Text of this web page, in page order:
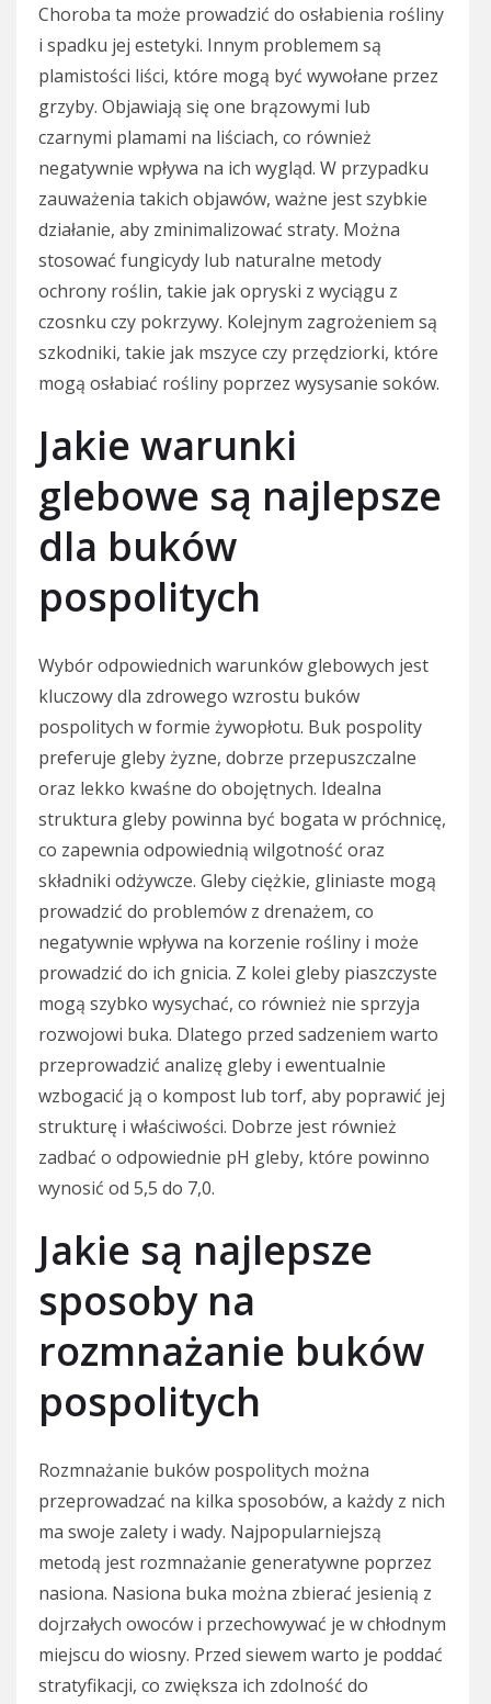
Choroba ta może prowadzić do osłabienia rośliny
i spadku jej estetyki. Innym problemem są
plamistości liści, które mogą być wywołane przez
grzyby. Objawiają się one brązowymi lub
czarnymi plamami na liściach, co również
negatywnie wpływa na ich wygląd. W przypadku
zauważenia takich objawów, ważne jest szybkie
działanie, aby zminimalizować straty. Można
stosować fungicydy lub naturalne metody
ochrony roślin, takie jak opryski z wyciągu z
czosnku czy pokrzywy. Kolejnym zagrożeniem są
szkodniki, takie jak mszyce czy przędziorki, które
mogą osłabiać rośliny poprzez wysysanie soków.
Jakie warunki
glebowe są najlepsze
dla buków
pospolitych
Wybór odpowiednich warunków glebowych jest
kluczowy dla zdrowego wzrostu buków
pospolitych w formie żywopłotu. Buk pospolity
preferuje gleby żyzne, dobrze przepuszczalne
oraz lekko kwaśne do obojętnych. Idealna
struktura gleby powinna być bogata w próchnicę,
co zapewnia odpowiednią wilgotność oraz
składniki odżywcze. Gleby ciężkie, gliniaste mogą
prowadzić do problemów z drenażem, co
negatywnie wpływa na korzenie rośliny i może
prowadzić do ich gnicia. Z kolei gleby piaszczyste
mogą szybko wysychać, co również nie sprzyja
rozwojowi buka. Dlatego przed sadzeniem warto
przeprowadzić analizę gleby i ewentualnie
wzbogacić ją o kompost lub torf, aby poprawić jej
strukturę i właściwości. Dobrze jest również
zadbać o odpowiednie pH gleby, które powinno
wynosić od 5,5 do 7,0.
Jakie są najlepsze
sposoby na
rozmnażanie buków
pospolitych
Rozmnażanie buków pospolitych można
przeprowadzać na kilka sposobów, a każdy z nich
ma swoje zalety i wady. Najpopularniejszą
metodą jest rozmnażanie generatywne poprzez
nasiona. Nasiona buka można zbierać jesienią z
dojrzałych owoców i przechowywać je w chłodnym
miejscu do wiosny. Przed siewem warto je poddać
stratyfikacji, co zwiększa ich zdolność do